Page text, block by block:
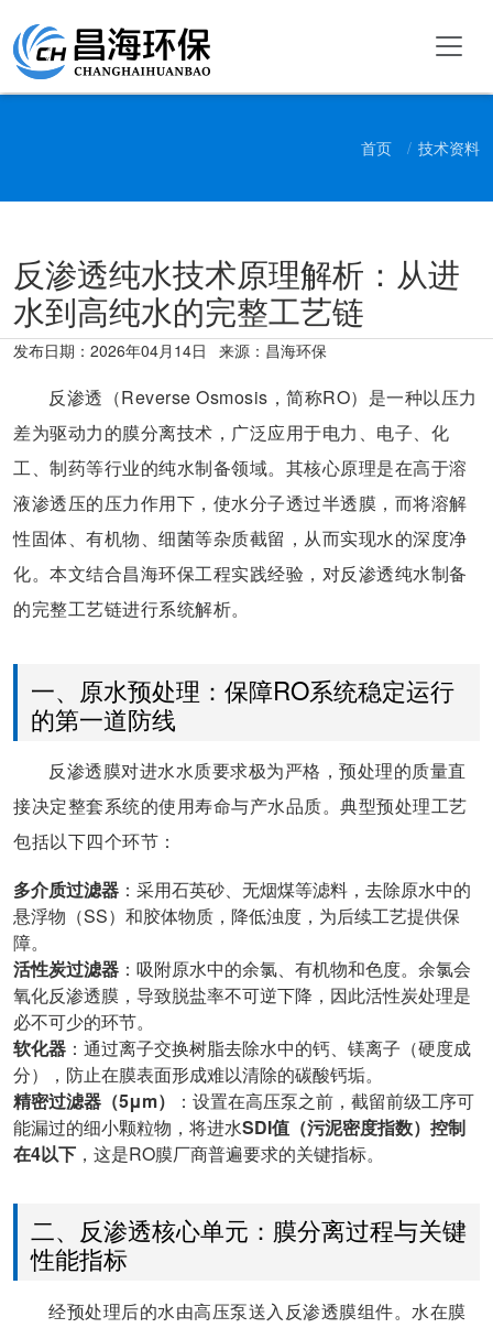
首页 技术资料
反渗透纯水技术原理解析：从进
水到高纯水的完整工艺链
发布日期： 2026年04月14日 来源：昌海环保
反渗透（Reverse Osmosis，简称RO）是一种以压力
差为驱动力的膜分离技术，广泛应用于电力、电子、化
工、制药等行业的纯水制备领域。其核心原理是在高于溶
液渗透压的压力作用下，使水分子透过半透膜，而将溶解
性固体、有机物、细菌等杂质截留，从而实现水的深度净
化。本文结合昌海环保工程实践经验，对反渗透纯水制备
的完整工艺链进行系统解析。
一、原水预处理：保障RO系统稳定运行
的第一道防线
反渗透膜对进水水质要求极为严格，预处理的质量直
接决定整套系统的使用寿命与产水品质。典型预处理工艺
包括以下四个环节：
多介质过滤器 ：采用石英砂、无烟煤等滤料，去除原水中的
悬浮物（SS）和胶体物质，降低浊度，为后续工艺提供保
障。
活性炭过滤器 ：吸附原水中的余氯、有机物和色度。余氯会
氧化反渗透膜，导致脱盐率不可逆下降，因此活性炭处理是
必不可少的环节。
软化器 ：通过离子交换树脂去除水中的钙、镁离子（硬度成
分），防止在膜表面形成难以清除的碳酸钙垢。
精密过滤器（5μm）
：设置在高压泵之前，截留前级工序可
能漏过的细小颗粒物，将进水SDI值（污泥密度指数）控制
在4以下 ，这是RO膜厂商普遍要求的关键指标。
二、反渗透核心单元：膜分离过程与关键
性能指标
经预处理后的水由高压泵送入反渗透膜组件。水在膜